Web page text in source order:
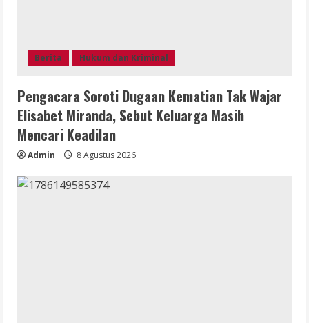
Berita Hukum dan Kriminal
Pengacara Soroti Dugaan Kematian Tak Wajar
Elisabet Miranda, Sebut Keluarga Masih
Mencari Keadilan
Admin 8 Agustus 2026